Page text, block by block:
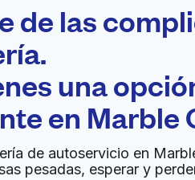
a en la
casa
Laundromat
Columbus, OH 43212, United
de las
una
en Marble
de autoservicio en
pesadas, esperar y